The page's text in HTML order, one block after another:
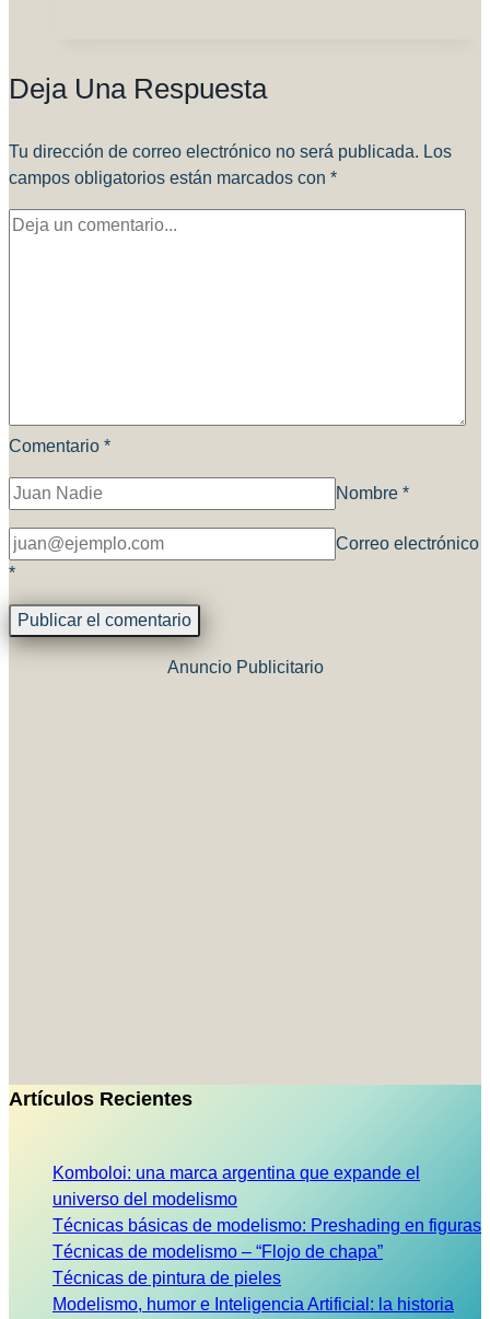
para
Deja Una Respuesta
Tu dirección de correo electrónico no será publicada. Los
campos obligatorios están marcados con *
Comentario *
Nombre *
Correo electrónico
*
Anuncio Publicitario
Artículos Recientes
Komboloi: una marca argentina que expande el
universo del modelismo
Técnicas básicas de modelismo: Preshading en figuras
Técnicas de modelismo – “Flojo de chapa”
Técnicas de pintura de pieles
Modelismo, humor e Inteligencia Artificial: la historia